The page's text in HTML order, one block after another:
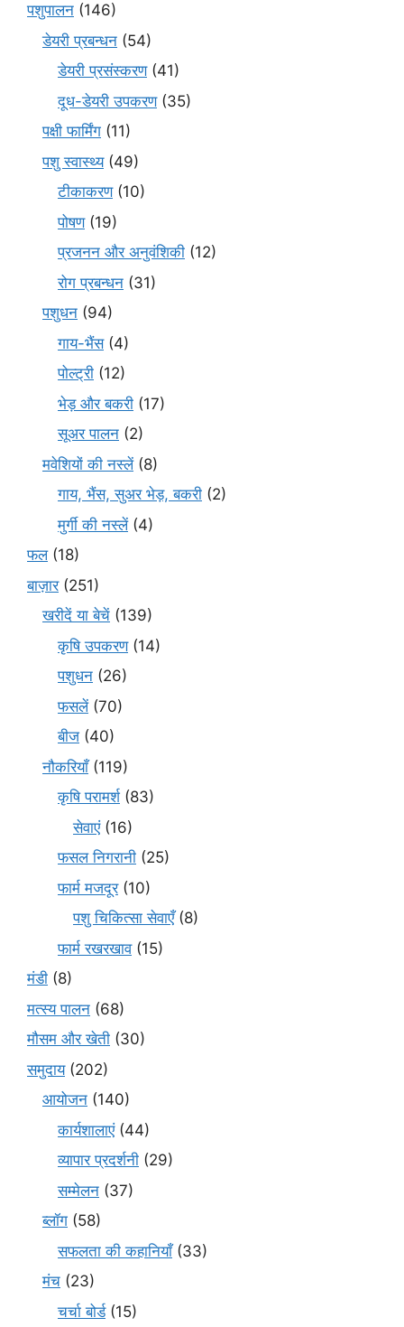
पशुपालन (146)
डेयरी प्रबन्धन (54)
डेयरी प्रसंस्करण(41)
दूध-डेयरी उपकरण(35)
पक्षी फार्मिंग (11)
पशु स्वास्थ्य(49)
टीकाकरण(10)
पोषण(19)
प्रजनन और अनुवंशिकी (12)
रोग प्रबन्धन (31)
पशुधन (94)
गाय-भैंस(4)
पोल्ट्री (12)
भेड़ और बकरी (17)
सूअर पालन (2)
मवेशियों की नस्लें(8)
गाय, भैंस, सुअर भेड़, बकरी (2)
मुर्गी की नस्लें(4)
फल(18)
बाज़ार(251)
खरीदें या बेचें (139)
कृषि उपकरण(14)
पशुधन (26)
फसलें(70)
बीज (40)
नौकरियाँ(119)
कृषि परामर्श(83)
सेवाएं(16)
फसल निगरानी (25)
फार्म मजदूर(10)
पशु चिकित्सा सेवाएँ(8)
फार्म रखरखाव(15)
मंडी (8)
मत्स्य पालन (68)
मौसम और खेती (30)
समुदाय(202)
आयोजन (140)
कार्यशालाएं(44)
व्यापार प्रदर्शनी (29)
सम्मेलन (37)
ब्लॉग (58)
सफलता की कहानियाँ(33)
मंच (23)
चर्चा बोर्ड(15)